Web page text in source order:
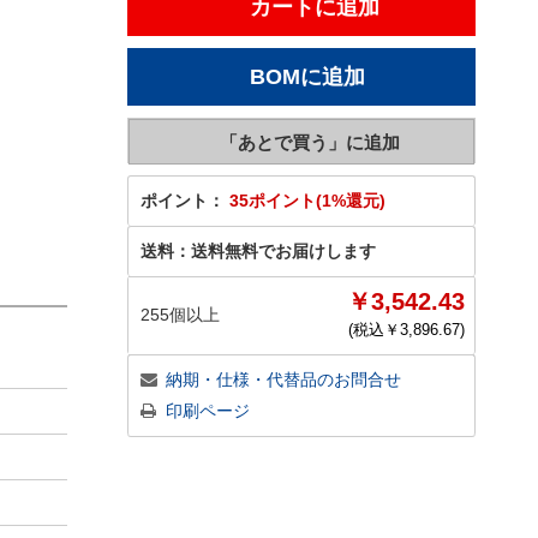
ポイント： 35ポイント(1%還元)
送料： 送料無料でお届けします
255個以上 ￥3,542.43
(税込￥ 3,896.67)
納期・仕様・代替品のお問合せ
印刷ページ